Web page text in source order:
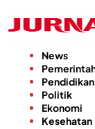
konten
News
Pendidikan
Politik
Ekonomi
Kesehatan